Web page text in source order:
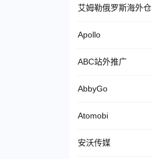
艾姆勒俄罗斯海外仓
Apollo
ABC站外推广
AbbyGo
Atomobi
安沃传媒